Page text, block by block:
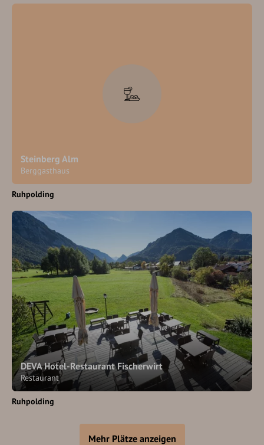
Steinberg Alm
Berggasthaus
Ruhpolding
DEVA Hotel-Restaurant Fischerwirt
Restaurant
Ruhpolding
Mehr Plätze anzeigen